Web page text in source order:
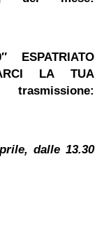
ESPATRIATO
LA TUA
dalle 13.30